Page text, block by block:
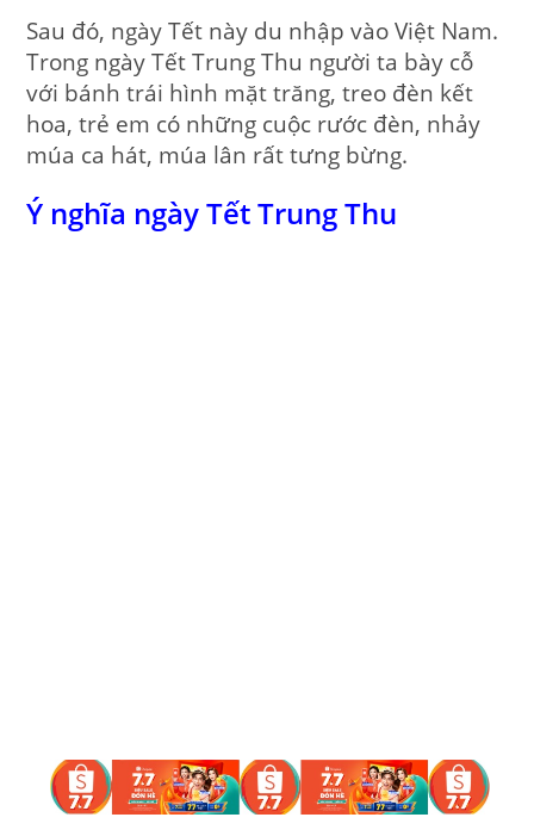
Sau đó, ngày Tết này du nhập vào Việt Nam.
Trong ngày Tết Trung Thu người ta bày cỗ
với bánh trái hình mặt trăng, treo đèn kết
hoa, trẻ em có những cuộc rước đèn, nhảy
múa ca hát, múa lân rất tưng bừng.
Ý nghĩa ngày Tết Trung Thu